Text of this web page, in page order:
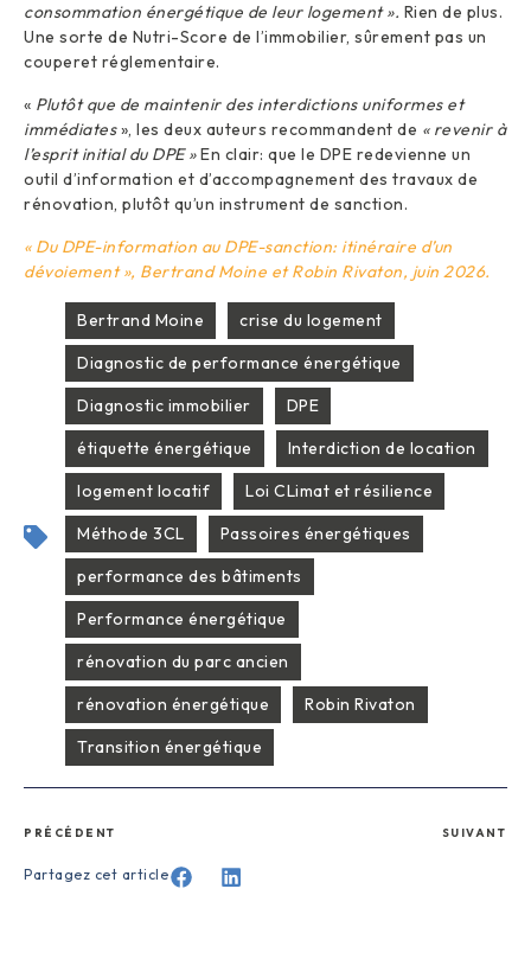
consommation énergétique de leur logement ». Rien de plus.
Une sorte de Nutri-Score de l’immobilier, sûrement pas un
couperet réglementaire.
« Plutôt que de maintenir des interdictions uniformes et
immédiates», les deux auteurs recommandent de « revenir à
l’esprit initial du DPE »En clair: que le DPE redevienne un
outil d’information et d’accompagnement des travaux de
rénovation, plutôt qu’un instrument de sanction.
« Du DPE-information au DPE-sanction: itinéraire d’un
dévoiement », Bertrand Moine et Robin Rivaton, juin 2026.
Bertrand Moine
crise du logement
Diagnostic de performance énergétique
Diagnostic immobilier
DPE
étiquette énergétique
Interdiction de location
logement locatif
Loi CLimat et résilience
Méthode 3CL
Passoires énergétiques
performance des bâtiments
Performance énergétique
rénovation du parc ancien
rénovation énergétique
Robin Rivaton
Transition énergétique
PRÉCÉDENT SUIVANT
Partagez cet article